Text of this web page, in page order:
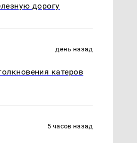
дорогу
день назад
катеров
5 часов назад